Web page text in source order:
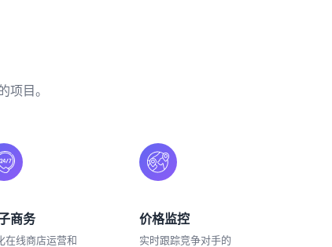
目。
商务
在线商店运营和
价格监控
实时跟踪竞争对手的